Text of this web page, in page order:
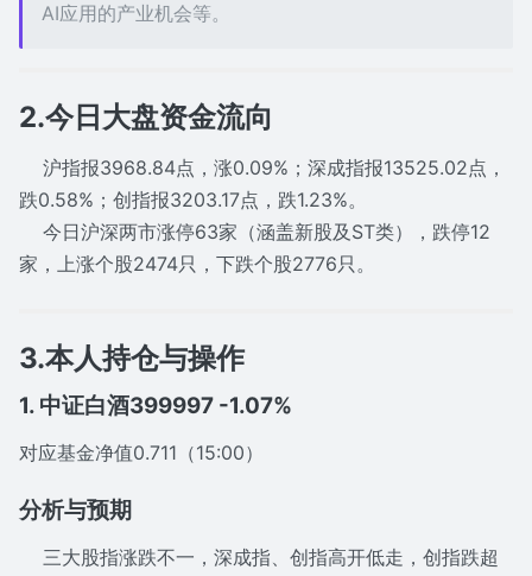
AI应用的产业机会等。
2.今日大盘资金流向
沪指报3968.84点，涨0.09%；深成指报13525.02点，
跌0.58%；创指报3203.17点，跌1.23%。
今日沪深两市涨停63家（涵盖新股及ST类），跌停12
家，上涨个股2474只，下跌个股2776只。
3.本人持仓与操作
1. 中证白酒399997 -1.07%
对应基金净值0.711（15:00）
分析与预期
三大股指涨跌不一，深成指、创指高开低走，创指跌超